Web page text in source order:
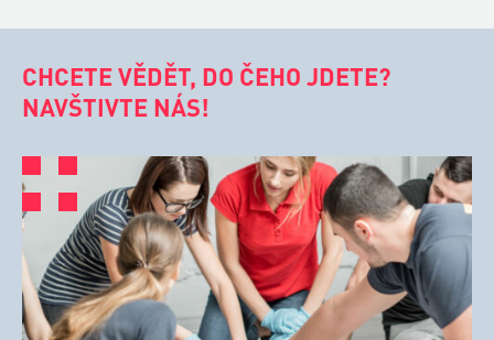
CHCETE VĚDĚT, DO ČEHO JDETE?
NAVŠTIVTE NÁS!